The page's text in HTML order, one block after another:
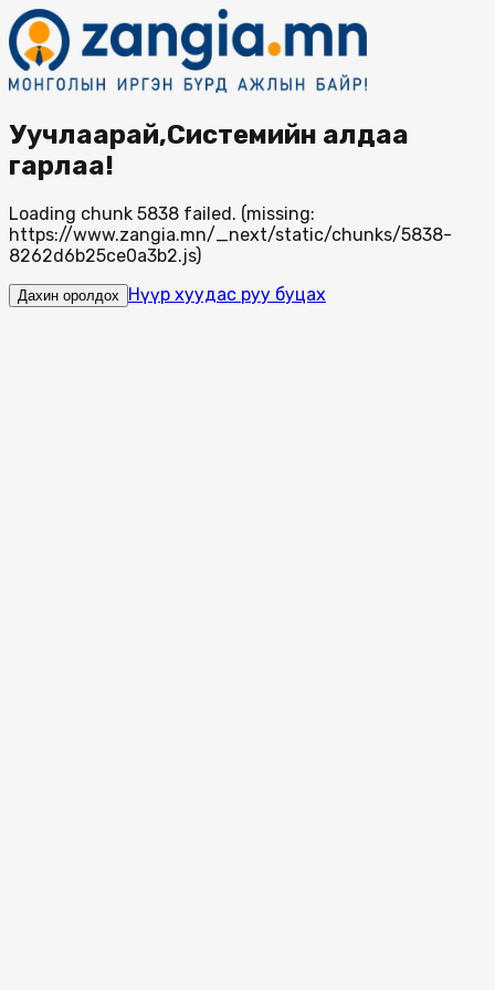
Уучлаарай,Системийн алдаа
гарлаа!
Loading chunk 5838 failed. (missing:
https://www.zangia.mn/_next/static/chunks/5838-
8262d6b25ce0a3b2.js)
Дахин оролдох Нүүр хуудас руу буцах